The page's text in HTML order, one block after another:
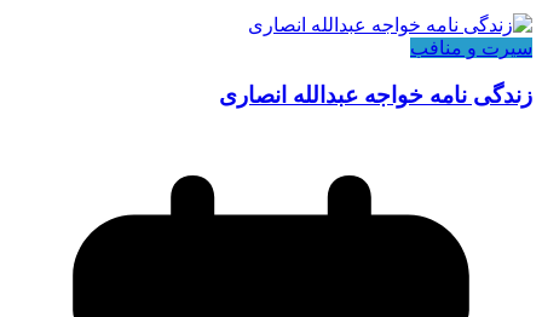
سیرت و منافب
زندگی نامه خواجه عبدالله انصاری